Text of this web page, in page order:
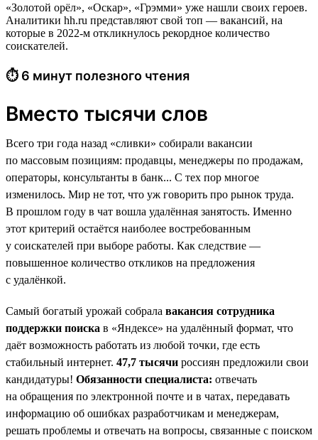
«Золотой орёл», «Оскар», «Грэмми» уже нашли своих героев.
Аналитики hh.ru представляют свой топ — вакансий, на
которые в 2022-м откликнулось рекордное количество
соискателей.
⏱ 6 минут полезного чтения
Вместо тысячи слов
Всего три года назад «сливки» собирали вакансии
по массовым позициям: продавцы, менеджеры по продажам,
операторы, консультанты в банк... С тех пор многое
изменилось. Мир не тот, что уж говорить про рынок труда.
В прошлом году в чат вошла удалённая занятость. Именно
этот критерий остаётся наиболее востребованным
у соискателей при выборе работы. Как следствие —
повышенное количество откликов на предложения
с удалёнкой.
Самый богатый урожай собрала вакансия сотрудника
поддержки поиска в «Яндексе» на удалённый формат, что
даёт возможность работать из любой точки, где есть
стабильный интернет. 47,7 тысячи россиян предложили свои
кандидатуры! Обязанности специалиста: отвечать
на обращения по электронной почте и в чатах, передавать
информацию об ошибках разработчикам и менеджерам,
решать проблемы и отвечать на вопросы, связанные с поиском